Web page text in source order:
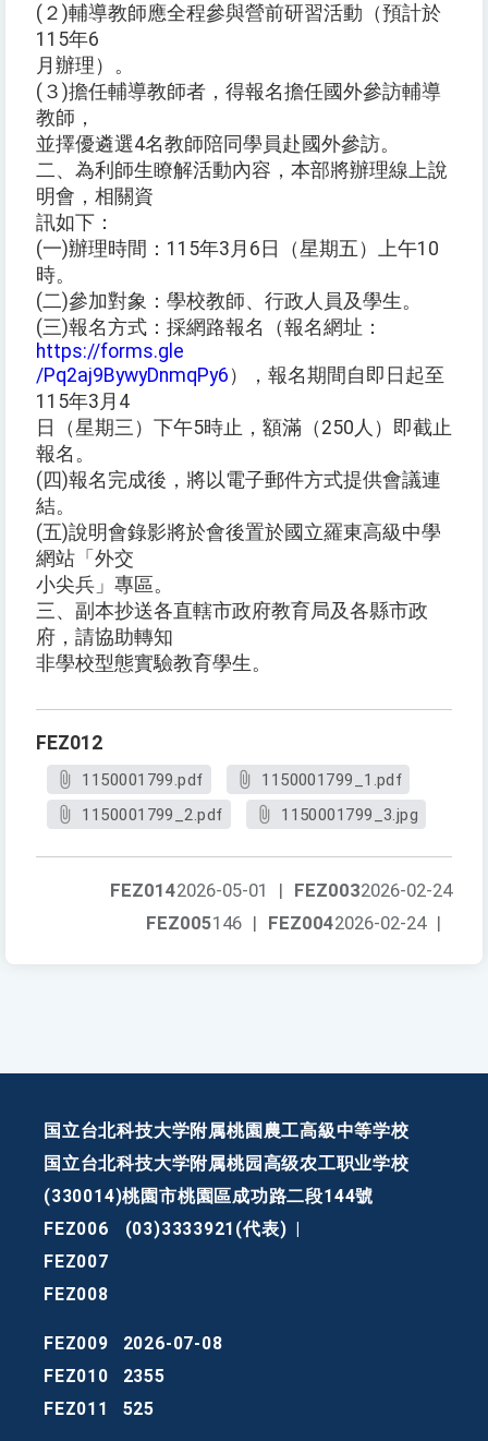
(２)輔導教師應全程參與營前研習活動（預計於
115年6
月辦理）。
(３)擔任輔導教師者，得報名擔任國外參訪輔導
教師，
並擇優遴選4名教師陪同學員赴國外參訪。
二、為利師生瞭解活動內容，本部將辦理線上說
明會，相關資
訊如下：
(一)辦理時間：115年3月6日（星期五）上午10
時。
(二)參加對象：學校教師、行政人員及學生。
(三)報名方式：採網路報名（報名網址：
https://forms.gle
/Pq2aj9BywyDnmqPy6 ），報名期間自即日起至
115年3月4
日（星期三）下午5時止，額滿（250人）即截止
報名。
(四)報名完成後，將以電子郵件方式提供會議連
結。
(五)說明會錄影將於會後置於國立羅東高級中學
網站「外交
小尖兵」專區。
三、副本抄送各直轄市政府教育局及各縣市政
府，請協助轉知
非學校型態實驗教育學生。
FEZ012
1150001799.pdf
1150001799_1.pdf
1150001799_2.pdf
1150001799_3.jpg
FEZ0032026-02-24
FEZ0142026-05-01
|
FEZ0042026-02-24 |
FEZ005146 |
国立台北科技大学附属桃園農工高級中等学校
国立台北科技大学附属桃园高级农工职业学校
(330014)桃園市桃園區成功路二段144號
FEZ006
(03)3333921(代表)
FEZ007
FEZ008
FEZ009
2026-07-08
FEZ010
2355
FEZ011
525